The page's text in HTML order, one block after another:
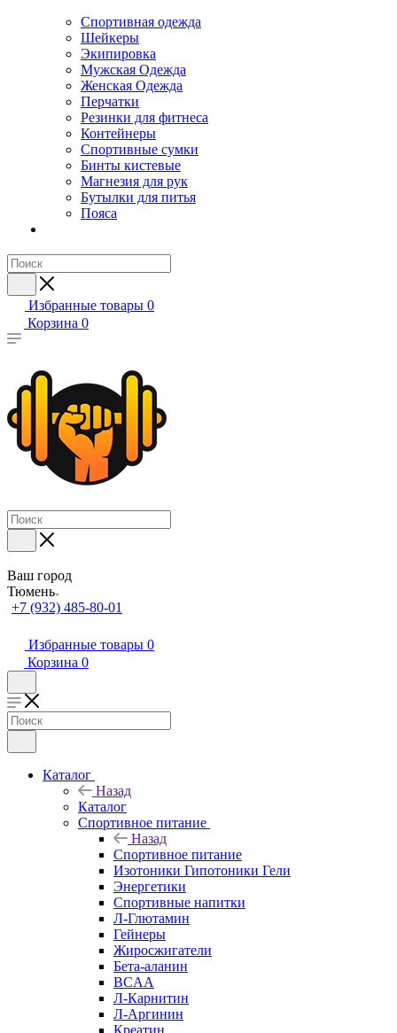
Спортивная одежда
Шейкеры
Экипировка
Мужская Одежда
Женская Одежда
Перчатки
Резинки для фитнеса
Контейнеры
Спортивные сумки
Бинты кистевые
Магнезия для рук
Бутылки для питья
Пояса
Избранные товары 0
Корзина 0
Ваш город
Тюмень
+7 (932) 485-80-01
Избранные товары 0
Корзина 0
Каталог
Назад
Каталог
Спортивное питание
Назад
Спортивное питание
Изотоники Гипотоники Гели
Энергетики
Спортивные напитки
Л-Глютамин
Гейнеры
Жиросжигатели
Бета-аланин
BCAA
Л-Карнитин
Л-Аргинин
Креатин